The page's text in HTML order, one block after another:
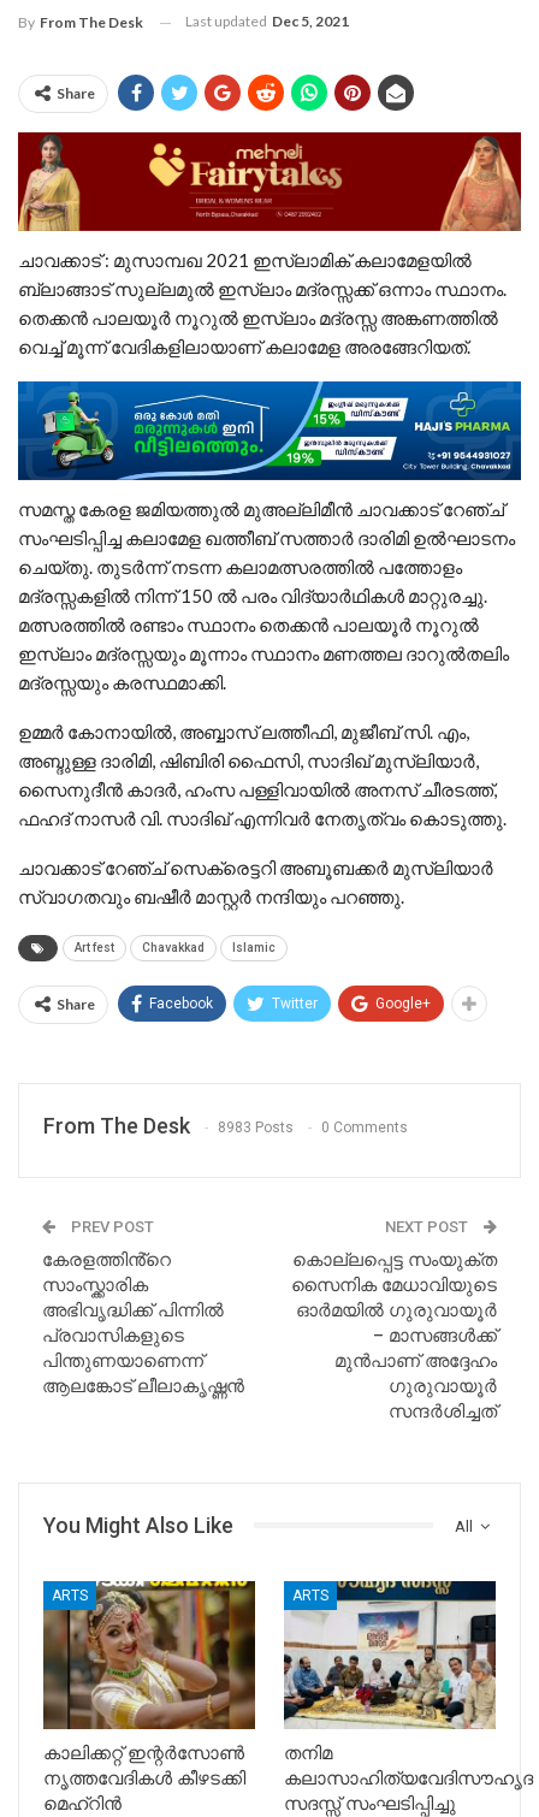
By From The Desk Last updated Dec 5, 2021
Share
ചാവക്കാട് : മുസാമ്പഖ 2021 ഇസ്ലാമിക് കലാമേളയിൽ
ബ്ലാങ്ങാട് സുല്ലമുൽ ഇസ്ലാം മദ്രസ്സക്ക് ഒന്നാം സ്ഥാനം.
തെക്കൻ പാലയൂർ നൂറുൽ ഇസ്ലാം മദ്രസ്സ അങ്കണത്തിൽ
വെച്ച് മൂന്ന് വേദികളിലായാണ് കലാമേള അരങ്ങേറിയത്.
സമസ്ത കേരള ജമിയത്തുൽ മുഅല്ലിമീൻ ചാവക്കാട് റേഞ്ച്
സംഘടിപ്പിച്ച കലാമേള ഖത്തീബ് സത്താർ ദാരിമി ഉൽഘാടനം
ചെയ്തു. തുടർന്ന് നടന്ന കലാമത്സരത്തിൽ പത്തോളം
മദ്രസ്സകളിൽ നിന്ന് 150 ൽ പരം വിദ്യാർഥികൾ മാറ്റുരച്ചു.
മത്സരത്തിൽ രണ്ടാം സ്ഥാനം തെക്കൻ പാലയൂർ നൂറുൽ
ഇസ്ലാം മദ്രസ്സയും മൂന്നാം സ്ഥാനം മണത്തല ദാറുൽതലിം
മദ്രസ്സയും കരസ്ഥമാക്കി.
ഉമ്മർ കോനായിൽ, അബ്ബാസ് ലത്തീഫി, മുജീബ് സി. എം,
അബ്ദുള്ള ദാരിമി, ഷിബിരി ഫൈസി, സാദിഖ് മുസ്ലിയാർ,
സൈനുദീൻ കാദർ, ഹംസ പള്ളിവായിൽ അനസ് ചീരടത്ത്,
ഫഹദ് നാസർ വി. സാദിഖ് എന്നിവർ നേതൃത്വം കൊടുത്തു.
ചാവക്കാട് റേഞ്ച് സെക്രെട്ടറി അബൂബക്കർ മുസ്ലിയാർ
സ്വാഗതവും ബഷീർ മാസ്റ്റർ നന്ദിയും പറഞ്ഞു.
Art fest Chavakkad Islamic
Share Facebook Twitter Google+
From The Desk 8983 Posts 0 Comments
PREV POST
കേരളത്തിൻ്റെ
സാംസ്ക്കാരിക
അഭിവൃദ്ധിക്ക് പിന്നിൽ
പ്രവാസികളുടെ
പിന്തുണയാണെന്ന്
ആലങ്കോട് ലീലാകൃഷ്ണൻ
NEXT POST
കൊല്ലപ്പെട്ട സംയുക്ത
സൈനിക മേധാവിയുടെ
ഓർമയിൽ ഗുരുവായൂർ
– മാസങ്ങൾക്ക്
മുൻപാണ് അദ്ദേഹം
ഗുരുവായൂർ
സന്ദർശിച്ചത്
All
You Might Also Like
ARTS
കാലിക്കറ്റ്‌ ഇന്റർസോൺ
നൃത്തവേദികൾ കീഴടക്കി
മെഹ്‌റിൻ
ARTS
തനിമ
കലാസാഹിത്യവേദിസൗഹൃദ
സദസ്സ് സംഘടിപ്പിച്ചു